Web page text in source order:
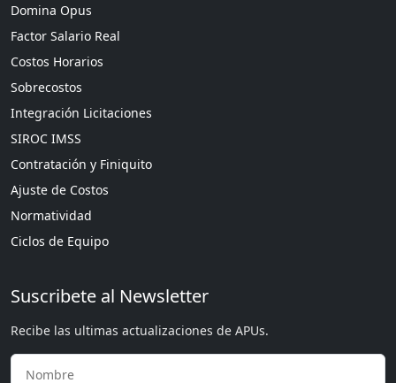
Domina Opus
Factor Salario Real
Costos Horarios
Sobrecostos
Integración Licitaciones
SIROC IMSS
Contratación y Finiquito
Ajuste de Costos
Normatividad
Ciclos de Equipo
Suscribete al Newsletter
Recibe las ultimas actualizaciones de APUs.